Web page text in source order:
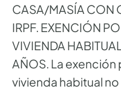
CASA/MASÍA CON
IRPF. EXENCIÓN
VIVIENDA
AÑOS. La
vivienda habitual